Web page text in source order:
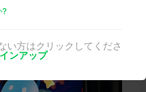
だけでなく、個人クリエイタ
?
い方はクリックしてくださ
ンアップ